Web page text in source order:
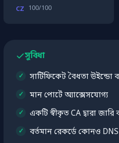
CZ 100/100
সুবিধা
সার্টিফিকেট বৈধতা উইন্ডো
মান পোর্টে অ্যাক্সেসযোগ্য
একটি স্বীকৃত CA দ্বারা জারি
বর্তমান রেকর্ডে কোনও